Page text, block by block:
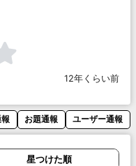
12年くらい前
お題通報 ユーザー通報
星つけた順